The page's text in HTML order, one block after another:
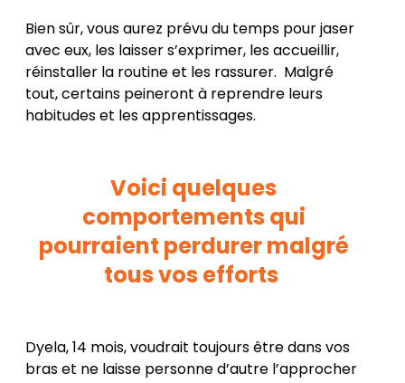
Bien sûr, vous aurez prévu du temps pour jaser
avec eux, les laisser s’exprimer, les accueillir,
réinstaller la routine et les rassurer. Malgré
tout, certains peineront à reprendre leurs
habitudes et les apprentissages.
Voici quelques
comportements qui
pourraient perdurer malgré
tous vos efforts
Dyela, 14 mois, voudrait toujours être dans vos
bras et ne laisse personne d’autre l’approcher